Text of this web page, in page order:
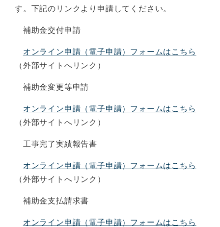
す。下記のリンクより申請してください。
補助金交付申請
オンライン申請（電子申請）フォームはこちら
（外部サイトへリンク）
補助金変更等申請
オンライン申請（電子申請）フォームはこちら
（外部サイトへリンク）
工事完了実績報告書
オンライン申請（電子申請）フォームはこちら
（外部サイトへリンク）
補助金支払請求書
オンライン申請（電子申請）フォームはこちら